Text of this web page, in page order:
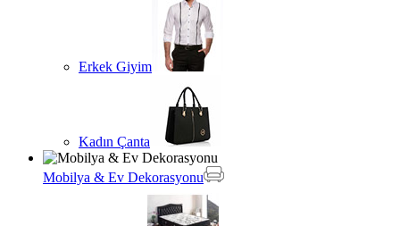
Erkek Giyim
Kadın Çanta
Mobilya & Ev Dekorasyonu